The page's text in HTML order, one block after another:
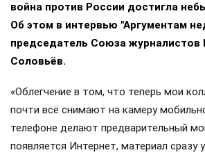
война против России достигла
Об этом в интервью "Аргументам
председатель Союза журналистов
Соловьёв.
«Облегчение в том, что теперь мои
почти всё снимают на камеру
телефоне делают предварительный
появляется Интернет, материал сразу